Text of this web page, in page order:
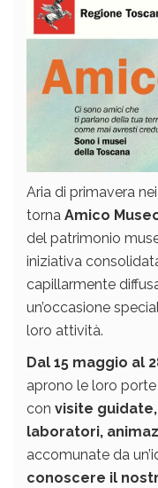
Aria di primavera
torna Amico
del patrimonio
iniziativa
capillarmente
un’occasione
loro attività.
Dal 15 maggio al
aprono le loro
con visite
laboratori,
accomunate da
conoscere il